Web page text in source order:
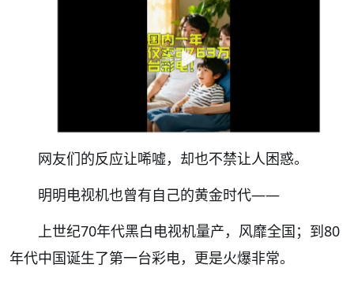
网友们的反应让唏嘘，却也不禁让人困惑。
明明电视机也曾有自己的黄金时代——
上世纪70年代黑白电视机量产，风靡全国；到80
年代中国诞生了第一台彩电，更是火爆非常。